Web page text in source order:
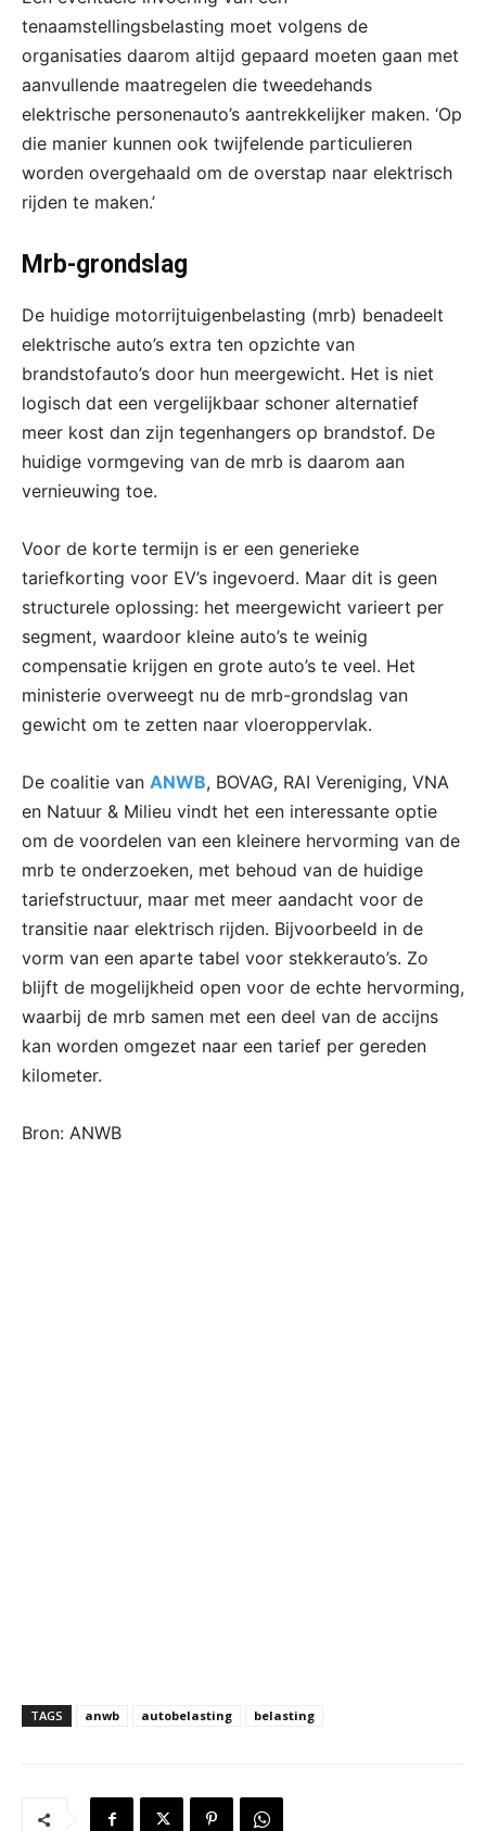
tenaamstellingsbelasting moet volgens de
organisaties daarom altijd gepaard moeten gaan met
aanvullende maatregelen die tweedehands
elektrische personenauto’s aantrekkelijker maken. ‘Op
die manier kunnen ook twijfelende particulieren
worden overgehaald om de overstap naar elektrisch
rijden te maken.’
Mrb-grondslag
De huidige motorrijtuigenbelasting (mrb) benadeelt
elektrische auto’s extra ten opzichte van
brandstofauto’s door hun meergewicht. Het is niet
logisch dat een vergelijkbaar schoner alternatief
meer kost dan zijn tegenhangers op brandstof. De
huidige vormgeving van de mrb is daarom aan
vernieuwing toe.
Voor de korte termijn is er een generieke
tariefkorting voor EV’s ingevoerd. Maar dit is geen
structurele oplossing: het meergewicht varieert per
segment, waardoor kleine auto’s te weinig
compensatie krijgen en grote auto’s te veel. Het
ministerie overweegt nu de mrb-grondslag van
gewicht om te zetten naar vloeroppervlak.
De coalitie van ANWB, BOVAG, RAI Vereniging, VNA
en Natuur & Milieu vindt het een interessante optie
om de voordelen van een kleinere hervorming van de
mrb te onderzoeken, met behoud van de huidige
tariefstructuur, maar met meer aandacht voor de
transitie naar elektrisch rijden. Bijvoorbeeld in de
vorm van een aparte tabel voor stekkerauto’s. Zo
blijft de mogelijkheid open voor de echte hervorming,
waarbij de mrb samen met een deel van de accijns
kan worden omgezet naar een tarief per gereden
kilometer.
Bron: ANWB
TAGS anwb autobelasting belasting